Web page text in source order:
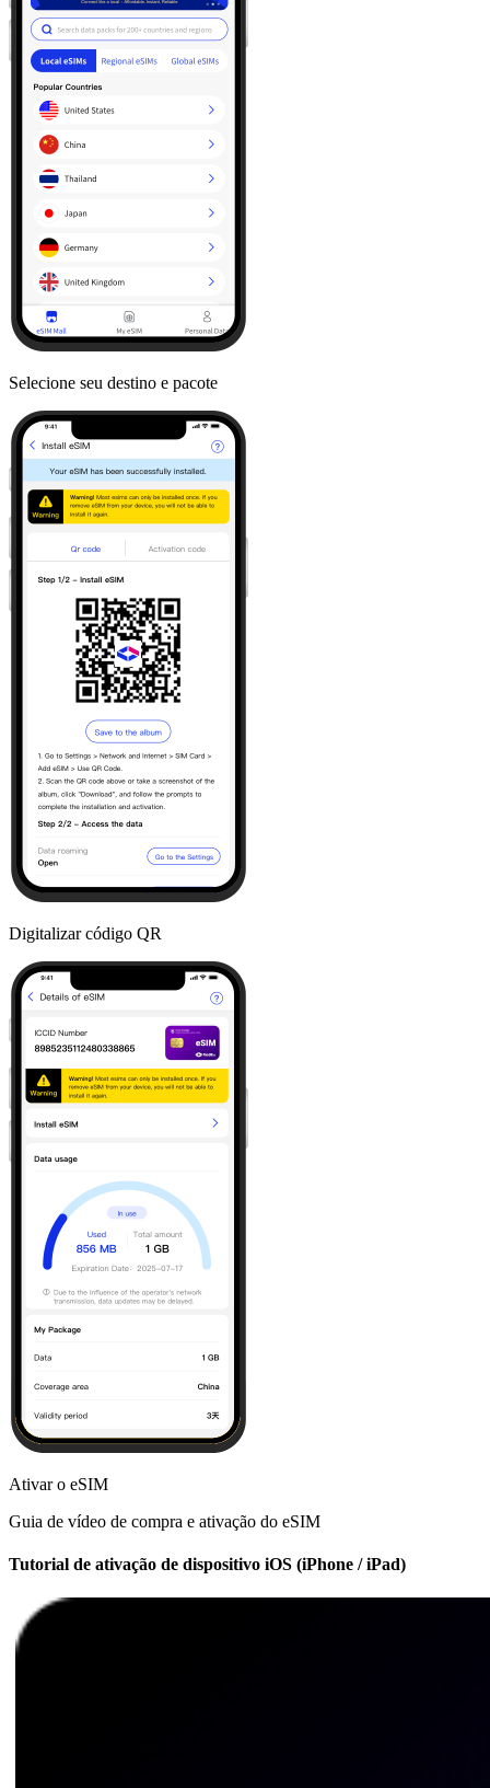
Selecione seu destino e pacote
Digitalizar código QR
Ativar o eSIM
Guia de vídeo de compra e ativação do eSIM
Tutorial de ativação de dispositivo iOS (iPhone / iPad)